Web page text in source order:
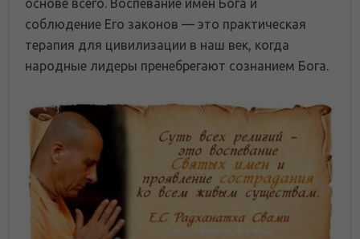
основе всего. Воспевание имен Бога и
соблюдение Его законов — это практическая
терапия для цивилизации в наш век, когда
народные лидеры пренебрегают сознанием Бога.